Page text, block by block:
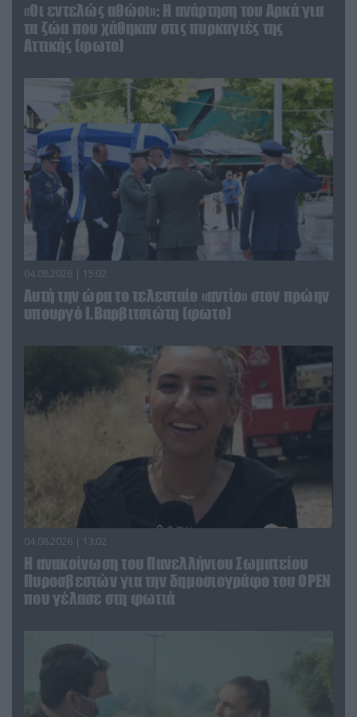
«Οι εντελώς αθώοι»: Η ανάρτηση του Αρκά για
τα ζώα που χάθηκαν στις πυρκαγιές της
Αττικής (φωτο)
04.08.2026 | 15:02
Αυτή την ώρα το τελευταίο «αντίο» στον πρώην
υπουργό Ι.Βαρβιτσιώτη (φωτο)
04.08.2026 | 13:02
Η ανακοίνωση του Πανελλήνιου Σωματείου
Πυροσβεστών για την δημοσιογράφο του OPEN
που γέλασε στη φωτιά